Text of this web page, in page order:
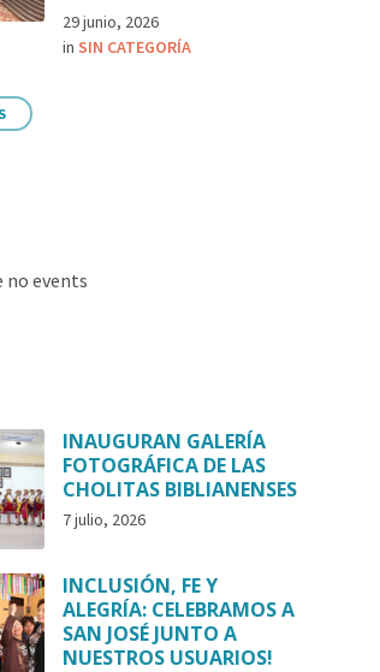
29 junio, 2026
inSIN CATEGORÍA
no events
INAUGURAN GALERÍA
FOTOGRÁFICA DE LAS
CHOLITAS BIBLIANENSES
7 julio, 2026
INCLUSIÓN, FE Y
ALEGRÍA: CELEBRAMOS A
SAN JOSÉ JUNTO A
NUESTROS USUARIOS!